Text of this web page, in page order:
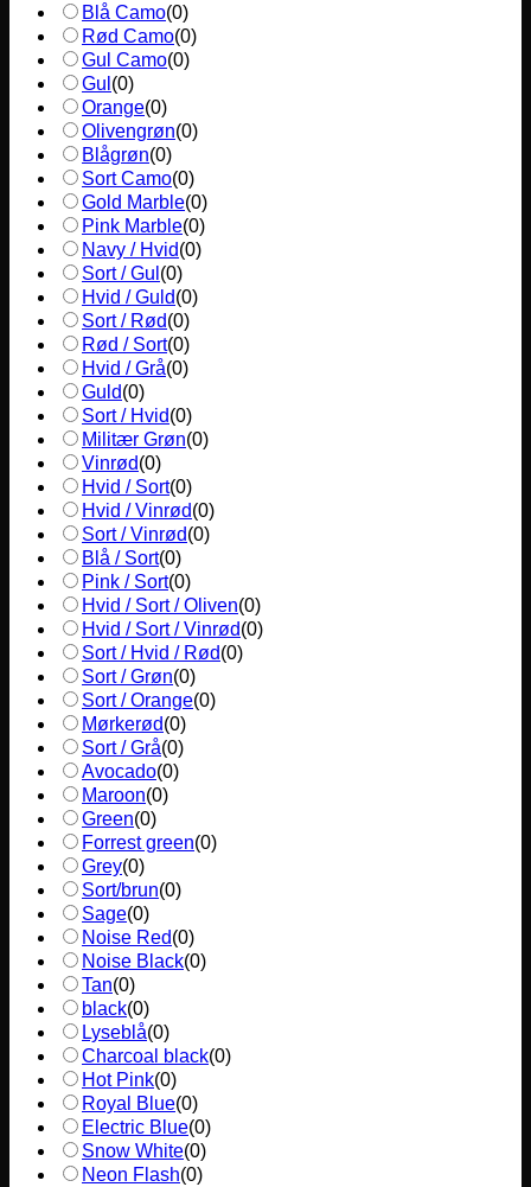
Blå Camo(0)
Rød Camo(0)
Gul Camo(0)
Gul (0)
Orange(0)
Olivengrøn(0)
Blågrøn(0)
Sort Camo(0)
Gold Marble(0)
Pink Marble(0)
Navy / Hvid(0)
Sort / Gul (0)
Hvid / Guld(0)
Sort / Rød(0)
Rød / Sort(0)
Hvid / Grå(0)
Guld(0)
Sort / Hvid(0)
Militær Grøn(0)
Vinrød(0)
Hvid / Sort(0)
Hvid / Vinrød(0)
Sort / Vinrød(0)
Blå / Sort(0)
Pink / Sort(0)
Hvid / Sort / Oliven(0)
Hvid / Sort / Vinrød(0)
Sort / Hvid / Rød(0)
Sort / Grøn(0)
Sort / Orange(0)
Mørkerød(0)
Sort / Grå(0)
Avocado(0)
Maroon(0)
Green(0)
Forrest green(0)
Grey(0)
Sort/brun(0)
Sage(0)
Noise Red(0)
Noise Black(0)
Tan(0)
black(0)
Lyseblå(0)
Charcoal black(0)
Hot Pink(0)
Royal Blue(0)
Electric Blue(0)
Snow White(0)
Neon Flash(0)